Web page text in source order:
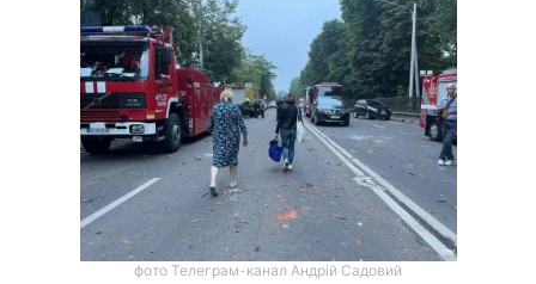
фото Телеграм-канал Андрій Садовий